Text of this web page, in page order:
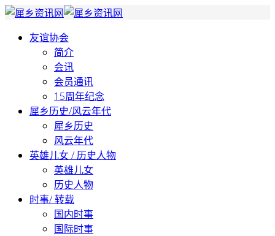
友谊协会
简介
会讯
会员通讯
15周年纪念
犀乡历史/风云年代
犀乡历史
风云年代
英雄儿女 / 历史人物
英雄儿女
历史人物
时事/ 转载
国内时事
国际时事